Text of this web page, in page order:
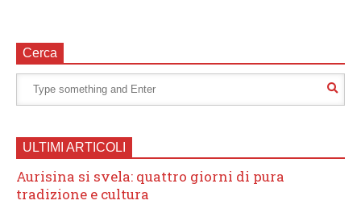
Cerca
ULTIMI ARTICOLI
Aurisina si svela: quattro giorni di pura
tradizione e cultura